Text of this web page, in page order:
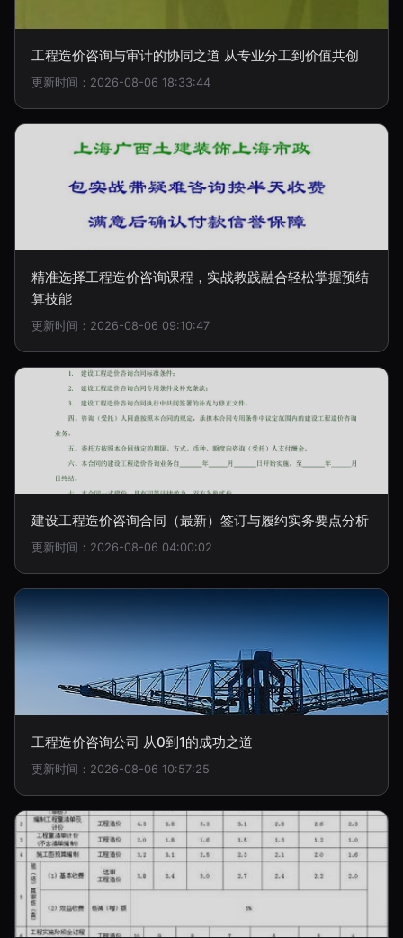
工程造价咨询与审计的协同之道 从专业分工到价值共创
更新时间：2026-08-06 18:33:44
精准选择工程造价咨询课程，实战教践融合轻松掌握预结
算技能
更新时间：2026-08-06 09:10:47
建设工程造价咨询合同（最新）签订与履约实务要点分析
更新时间：2026-08-06 04:00:02
工程造价咨询公司 从0到1的成功之道
更新时间：2026-08-06 10:57:25